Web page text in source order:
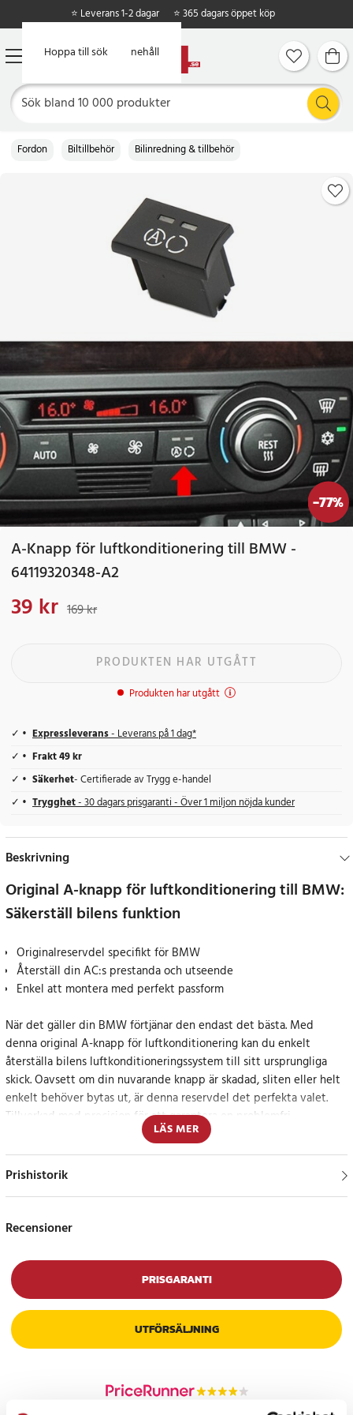
Hoppa till huvudinnehåll
Hoppa till sök
⭐ Leverans 1-2 dagar ⭐ 365 dagars öppet köp
Fordon Biltillbehör Bilinredning & tillbehör
-77%
A-Knapp för luftkonditionering till BMW -
64119320348-A2
Nuvarande pris
39 kr 169 kr
PRODUKTEN HAR UTGÅTT
Produkten har utgått
Expressleverans- Leverans på 1 dag*
Frakt 49 kr
Säkerhet- Certifierade av Trygg e-handel
Trygghet- 30 dagars prisgaranti - Över 1 miljon nöjda kunder
Beskrivning
Original A-knapp för luftkonditionering till BMW:
Säkerställ bilens funktion
Originalreservdel specifikt för BMW
Återställ din AC:s prestanda och utseende
Enkel att montera med perfekt passform
När det gäller din BMW förtjänar den endast det bästa. Med
denna original A-knapp för luftkonditionering kan du enkelt
återställa bilens luftkonditioneringssystem till sitt ursprungliga
skick. Oavsett om din nuvarande knapp är skadad, sliten eller helt
enkelt behöver bytas ut, är denna reservdel det perfekta valet.
Tillverkad med precision för att garantera en problemfri
installation och optimal prestanda.
Återställ bilens originalkvalitet
kvaliteten, så att du kan njuta av en bekväm körupplevelse året
Specifikation
- Produktkod: 64119320348-A2
- Material: Hållbar plast
- Kompatibilitet: BMW
LÄS MER
Prishistorik
Recensioner
PRISGARANTI
UTFÖRSÄLJNING